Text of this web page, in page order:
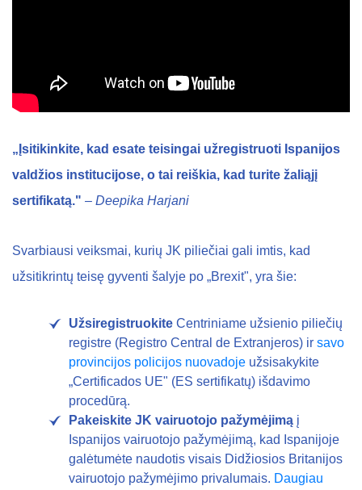
„Įsitikinkite, kad esate teisingai užregistruoti Ispanijos
valdžios institucijose, o tai reiškia, kad turite žaliąjį
sertifikatą." – Deepika Harjani
Svarbiausi veiksmai, kurių JK piliečiai gali imtis, kad
užsitikrintų teisę gyventi šalyje po „Brexit", yra šie:
Užsiregistruokite Centriniame užsienio piliečių
registre (Registro Central de Extranjeros) ir savo
provincijos policijos nuovadoje užsisakykite
„Certificados UE" (ES sertifikatų) išdavimo
procedūrą.
Pakeiskite JK vairuotojo pažymėjimą į
Ispanijos vairuotojo pažymėjimą, kad Ispanijoje
galėtumėte naudotis visais Didžiosios Britanijos
vairuotojo pažymėjimo privalumais. Daugiau